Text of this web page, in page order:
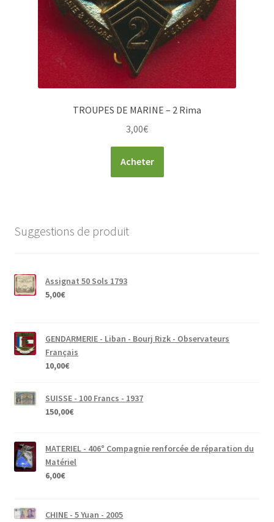
TROUPES DE MARINE – 2 Rima
3,00€
Acheter
Suggestions de produit
Assignat 50 Sols 1793
5,00€
GENDARMERIE - Liban - Bourj Rizk - Observateurs
Français
10,00€
SUISSE - 100 Francs - 1937
150,00€
MATERIEL - 406° Compagnie renforcée de réparation du
Matériel
6,00€
CHINE - 5 Yuan - 2005